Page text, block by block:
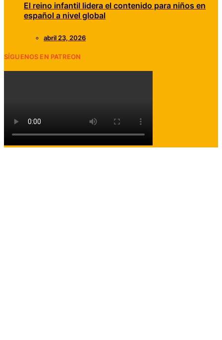
El reino infantil lidera el contenido para niños en
español a nivel global
abril 23, 2026
SÍGUENOS EN PATREON